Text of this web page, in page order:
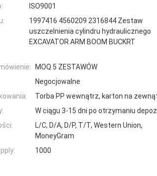
ISO9001
1997416 4560209 2316844 Zestaw
uszczelnienia cylindru hydraulicznego
EXCAVATOR ARM BOOM BUCKRT
MOQ 5 ZESTAWÓW
Negocjowalne
Torba PP wewnątrz, karton na
W ciągu 3-15 dni po otrzymaniu
L/C, D/A, D/P, T/T, Western Union,
MoneyGram
1000